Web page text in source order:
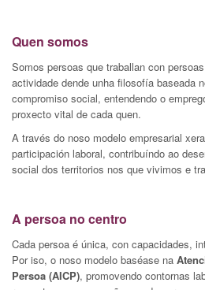
Quen somos
Somos persoas que traballan con
actividade dende unha filosofía baseada
compromiso social, entendendo o
proxecto vital de cada quen.
A través do noso modelo empresarial
participación laboral, contribuíndo ao
social dos territorios nos que vivimos e
A persoa no centro
Cada persoa é única, con capacidades,
Por iso, o noso modelo baséase na
Persoa (AICP), promovendo contornas